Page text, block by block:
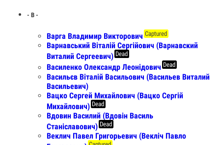
- В -
Варга Владимир Викторович Captured
Варнавський Віталій Сергійович (Варнавский
Виталий Сергеевич) Dead
Василенко Олександр Леонідович Dead
Васильєв Віталій Васильович (Васильев Виталий
Васильевич)
Вацко Сергей Михайлович (Вацко Сергій
Михайлович) Dead
Вдовин Василий (Вдовін Василь
Станіславович) Dead
Веклич Павел Григорьевич (Векліч Павло